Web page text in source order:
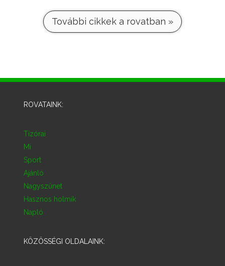
További cikkek a rovatban »
ROVATAINK:
Tízórai
Mi
Sport
Ajánló
Nagyszünet
Hasznos holmik
Napló
KÖZÖSSÉGI OLDALAINK: